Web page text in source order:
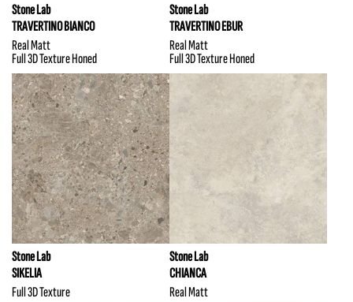
Stone Lab
TRAVERTINO BIANCO
Real Matt
Full 3D Texture Honed
Stone Lab
TRAVERTINO EBUR
Real Matt
Full 3D Texture Honed
Stone Lab
SIKELIA
Full 3D Texture
Stone Lab
CHIANCA
Real Matt